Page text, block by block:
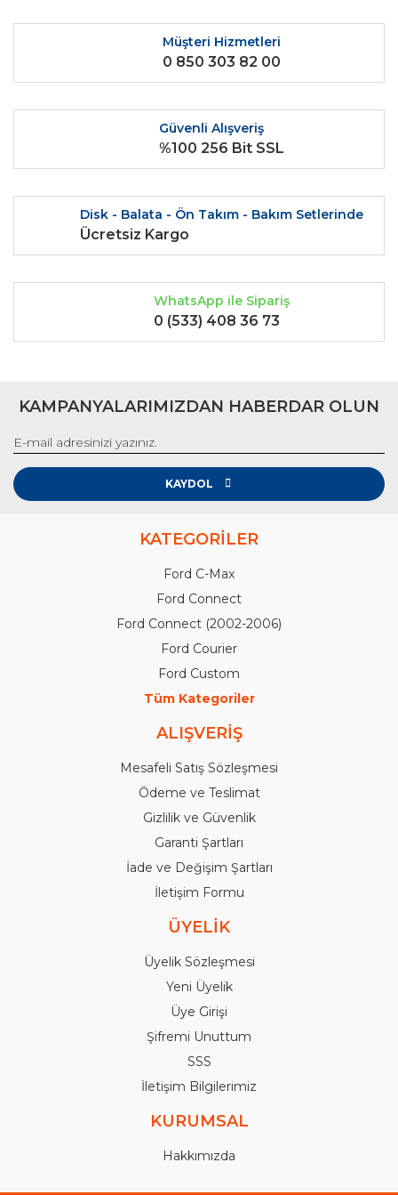
Müşteri Hizmetleri
0 850 303 82 00
Güvenli Alışveriş
%100 256 Bit SSL
Disk - Balata - Ön Takım - Bakım Setlerinde
Ücretsiz Kargo
WhatsApp ile Sipariş
0 (533) 408 36 73
KAMPANYALARIMIZDAN HABERDAR OLUN
KAYDOL
KATEGORİLER
Ford C-Max
Ford Connect
Ford Connect (2002-2006)
Ford Courier
Ford Custom
Tüm Kategoriler
ALIŞVERİŞ
Mesafeli Satış Sözleşmesi
Ödeme ve Teslimat
Gizlilik ve Güvenlik
Garanti Şartları
İade ve Değişim Şartları
İletişim Formu
ÜYELİK
Üyelik Sözleşmesi
Yeni Üyelik
Üye Girişi
Şifremi Unuttum
SSS
İletişim Bilgilerimiz
KURUMSAL
Hakkımızda